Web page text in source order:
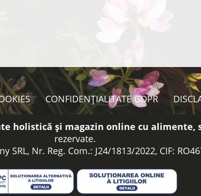
CONFIDENȚIALITATE GDPR
holistică și magazin online cu alimente,
rezervate.
SRL, Nr. Reg. Com.: J24/1813/2022, CIF: